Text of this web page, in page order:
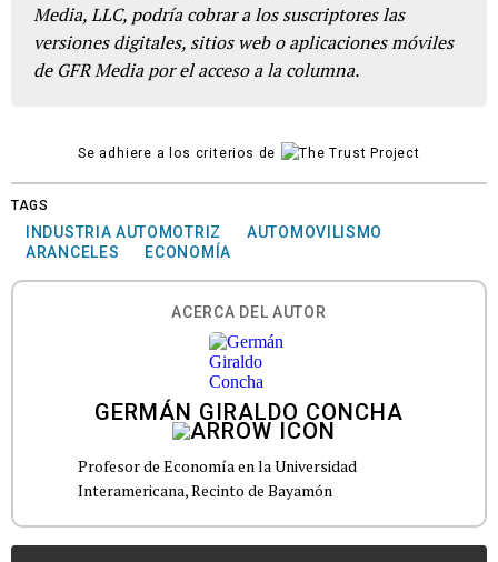
Media, LLC, podría cobrar a los suscriptores las
versiones digitales, sitios web o aplicaciones móviles
de GFR Media por el acceso a la columna.
Se adhiere a los criterios de
TAGS
INDUSTRIA AUTOMOTRIZ
AUTOMOVILISMO
ARANCELES
ECONOMÍA
ACERCA DEL AUTOR
GERMÁN GIRALDO CONCHA
Profesor de Economía en la Universidad
Interamericana, Recinto de Bayamón